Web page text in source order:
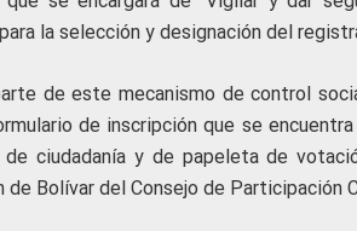
la selección y designación del
de este mecanismo de control
de inscripción que se
ciudadanía y de papeleta de
de Bolívar del Consejo de Participación